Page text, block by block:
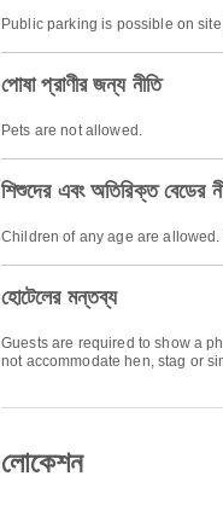
Public parking is possible on
পোষা প্রাণীর জন্য নীতি
Pets are not allowed.
শিশুদের এবং অতিরিক্ত বেডের
Children of any age are
হোটেলের মন্তব্য
Guests are required to show a
not accommodate hen, stag or
লোকেশন